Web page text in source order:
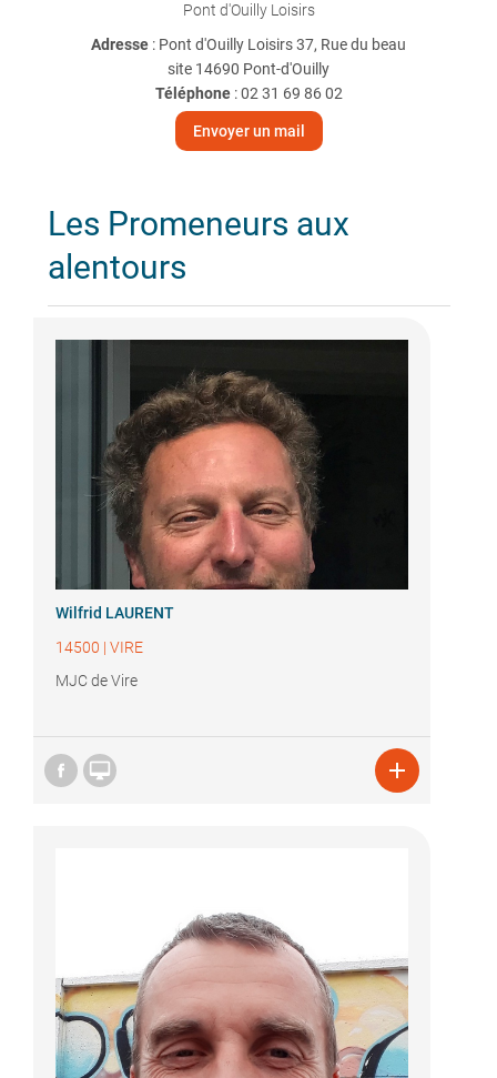
Pont d'Ouilly Loisirs
Adresse : Pont d'Ouilly Loisirs 37, Rue du beau
site 14690 Pont-d'Ouilly
Téléphone:02 31 69 86 02
Envoyer un mail
Les Promeneurs aux
alentours
Wilfrid LAURENT
14500 | VIRE
MJC de Vire
 